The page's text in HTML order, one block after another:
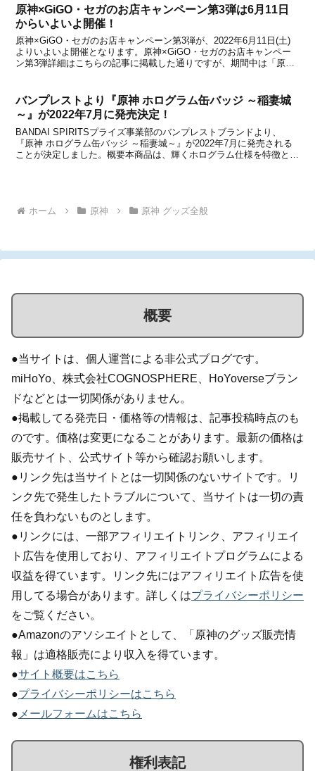
原神×GiGO・セガのお店キャンペーン第3弾は6月11日
からいよいよ開催！
原神×GiGO・セガのお店キャンペーン第3弾が、2022年6月11日(土)
よりいよいよ開催となります。原神×GiGO・セガのお店キャンペー
ン第3弾詳細はこちらの記事に掲載した通りですが、期間中は「原神
バンプレストより『原神 ホログラム缶バッジ ～稲妻城
～』が2022年7月に発売決定！
BANDAI SPIRITSプライズ事業部のバンプレストブランドより、
『原神 ホログラム缶バッジ ～稲妻城～』が2022年7月に発売される
ことが決定しました。概要本商品は、輝くホログラム仕様を特徴とし
ホーム 原神 原神 グッズ全般
概要
●当サイトは、個人運営による非公式ブログです。
miHoYo、株式会社COGNOSPHERE、HoYoverseブラン
ドなどとは一切関係がありません。
●掲載してる発売日・価格等の情報は、記事投稿時点のも
のです。価格は変更になることがあります。最新の価格は
販売サイト、公式サイト等から確認お願いします。
●リンク先は当サイトとは一切関係のないサイトです。リ
ンク先で発生したトラブルについて、当サイトは一切の責
任を負わないものとします。
●リンクには、一部アフィリエイトリンク、アフィリエイ
ト広告を使用しており、アフィリエイトプログラムによる
収益を得ています。リンク先にはアフィリエイト広告を使
用してる場合があります。詳しくはプライバシーポリシー
をご覧ください。
●Amazonのアソシエイトとして、「原神のグッズ販売情
報」は適格販売により収入を得ています。
●サイト概要はこちら
●プライバシーポリシーはこちら
● メールフォームはこちら
権利表記